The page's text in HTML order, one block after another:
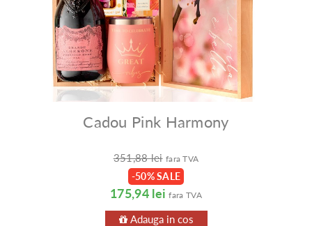
Cadou Pink Harmony
351,88 lei fara TVA
-50% SALE
175,94 lei fara TVA
Adauga in cos